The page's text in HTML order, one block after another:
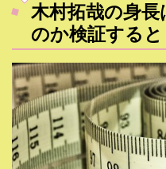
木村拓哉の身
のか検証すると